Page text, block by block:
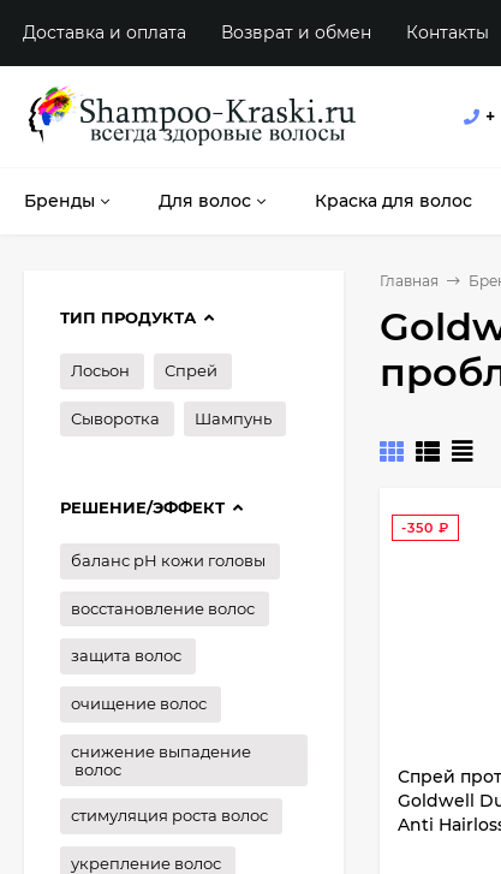
Доставка и оплата Возврат и обмен Контакты
+
Бренды Для волос Краска для волос
Главная
-350 ₽
Спрей
Goldwell
Anti
ТИП ПРОДУКТА
Лосьон Спрей
Сыворотка Шампунь
РЕШЕНИЕ/ЭФФЕКТ
баланс рН кожи головы
восстановление волос
защита волос
очищение волос
снижение выпадение
волос
стимуляция роста волос
укрепление волос